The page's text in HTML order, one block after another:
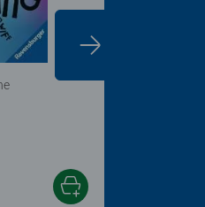
Bewertung 4,9 von 5